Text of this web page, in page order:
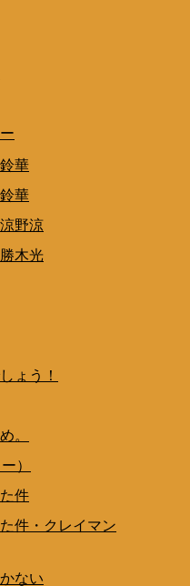
華
華
野涼
木光
ょう！
。
）
件
件・クレイマン
ない